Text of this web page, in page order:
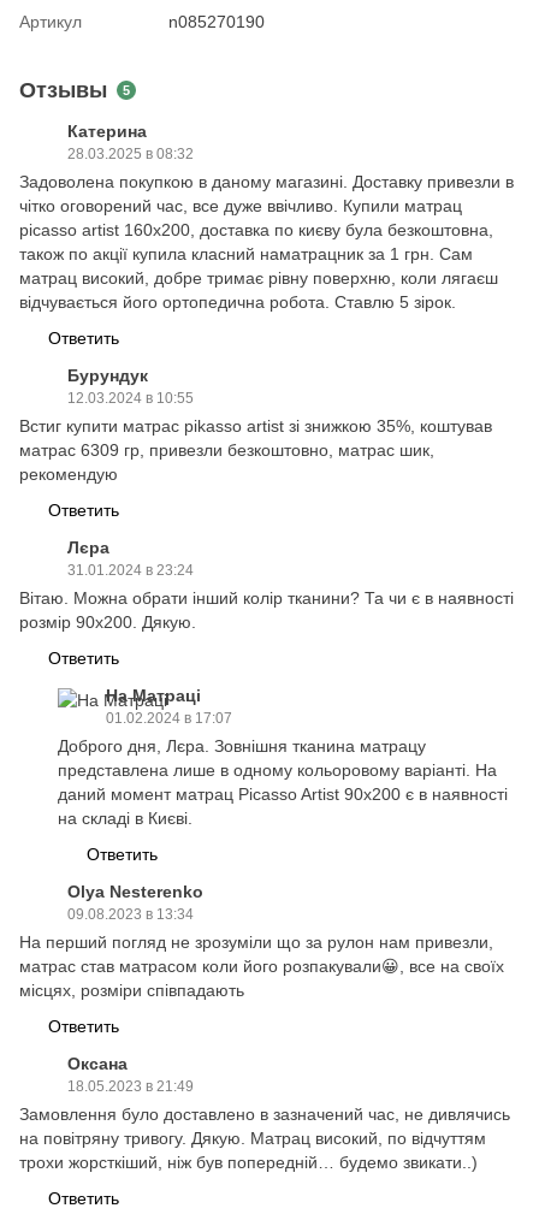
Артикул n085270190
Отзывы 5
Катерина
28.03.2025 в 08:32
Задоволена покупкою в даному магазині. Доставку привезли в
чітко оговорений час, все дуже ввічливо. Купили матрац
picasso artist 160х200, доставка по києву була безкоштовна,
також по акції купила класний наматрацник за 1 грн. Сам
матрац високий, добре тримає рівну поверхню, коли лягаєш
відчувається його ортопедична робота. Ставлю 5 зірок.
Ответить
Бурундук
12.03.2024 в 10:55
Встиг купити матрас pikasso artist зі знижкою 35%, коштував
матрас 6309 гр, привезли безкоштовно, матрас шик,
рекомендую
Ответить
Лєра
31.01.2024 в 23:24
Вітаю. Можна обрати інший колір тканини? Та чи є в наявності
розмір 90х200. Дякую.
Ответить
На Матраці
01.02.2024 в 17:07
Доброго дня, Лєра. Зовнішня тканина матрацу
представлена лише в одному кольоровому варіанті. На
даний момент матрац Picasso Artist 90х200 є в наявності
на складі в Києві.
Ответить
Olya Nesterenko
09.08.2023 в 13:34
На перший погляд не зрозуміли що за рулон нам привезли,
матрас став матрасом коли його розпакували😀, все на своїх
місцях, розміри співпадають
Ответить
Оксана
18.05.2023 в 21:49
Замовлення було доставлено в зазначений час, не дивлячись
на повітряну тривогу. Дякую. Матрац високий, по відчуттям
трохи жорсткіший, ніж був попередній… будемо звикати..)
Ответить